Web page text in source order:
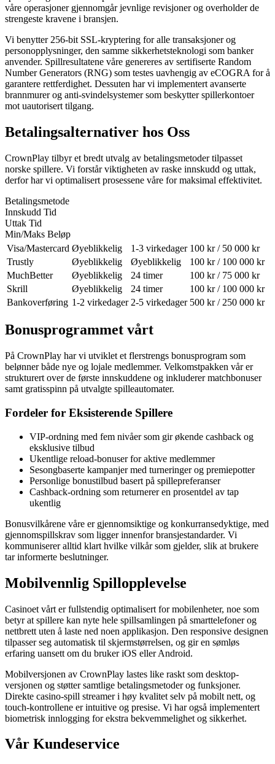
våre operasjoner gjennomgår jevnlige revisjoner og overholder de
strengeste kravene i bransjen.
Vi benytter 256-bit SSL-kryptering for alle transaksjoner og
personopplysninger, den samme sikkerhetsteknologi som banker
anvender. Spillresultatene våre genereres av sertifiserte Random
Number Generators (RNG) som testes uavhengig av eCOGRA for å
garantere rettferdighet. Dessuten har vi implementert avanserte
brannmurer og anti-svindelsystemer som beskytter spillerkontoer
mot uautorisert tilgang.
Betalingsalternativer hos Oss
CrownPlay tilbyr et bredt utvalg av betalingsmetoder tilpasset
norske spillere. Vi forstår viktigheten av raske innskudd og uttak,
derfor har vi optimalisert prosessene våre for maksimal effektivitet.
Betalingsmetode
Innskudd Tid
Uttak Tid
Min/Maks Beløp
Visa/Mastercard Øyeblikkelig 1-3 virkedager 100 kr / 50 000 kr
Trustly
Øyeblikkelig Øyeblikkelig
100 kr / 100 000 kr
MuchBetter
Øyeblikkelig 24 timer
100 kr / 75 000 kr
Skrill
Øyeblikkelig 24 timer
100 kr / 100 000 kr
Bankoverføring 1-2 virkedager 2-5 virkedager 500 kr / 250 000 kr
Bonusprogrammet vårt
På CrownPlay har vi utviklet et flerstrengs bonusprogram som
belønner både nye og lojale medlemmer. Velkomstpakken vår er
strukturert over de første innskuddene og inkluderer matchbonuser
samt gratisspinn på utvalgte spilleautomater.
Fordeler for Eksisterende Spillere
VIP-ordning med fem nivåer som gir økende cashback og
eksklusive tilbud
Ukentlige reload-bonuser for aktive medlemmer
Sesongbaserte kampanjer med turneringer og premiepotter
Personlige bonustilbud basert på spillepreferanser
Cashback-ordning som returnerer en prosentdel av tap
ukentlig
Bonusvilkårene våre er gjennomsiktige og konkurransedyktige, med
gjennomspillskrav som ligger innenfor bransjestandarder. Vi
kommuniserer alltid klart hvilke vilkår som gjelder, slik at brukere
tar informerte beslutninger.
Mobilvennlig Spillopplevelse
Casinoet vårt er fullstendig optimalisert for mobilenheter, noe som
betyr at spillere kan nyte hele spillsamlingen på smarttelefoner og
nettbrett uten å laste ned noen applikasjon. Den responsive designen
tilpasser seg automatisk til skjermstørrelsen, og gir en sømløs
erfaring uansett om du bruker iOS eller Android.
Mobilversjonen av CrownPlay lastes like raskt som desktop-
versjonen og støtter samtlige betalingsmetoder og funksjoner.
Direkte casino-spill streamer i høy kvalitet selv på mobilt nett, og
touch-kontrollene er intuitive og presise. Vi har også implementert
biometrisk innlogging for ekstra bekvemmelighet og sikkerhet.
Vår Kundeservice